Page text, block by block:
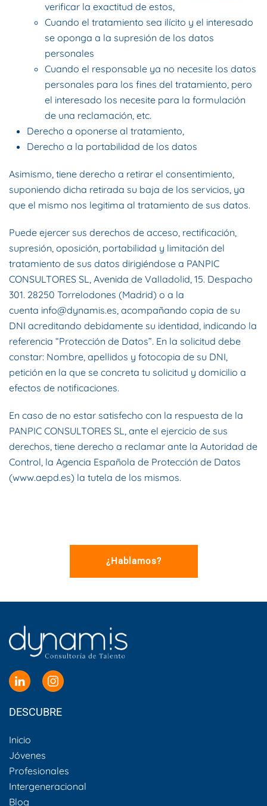
verificar la exactitud de estos,
Cuando el tratamiento sea ilícito y el interesado
se oponga a la supresión de los datos
personales
Cuando el responsable ya no necesite los datos
personales para los fines del tratamiento, pero
el interesado los necesite para la formulación
de una reclamación, etc.
Derecho a oponerse al tratamiento,
Derecho a la portabilidad de los datos
Asimismo, tiene derecho a retirar el consentimiento,
suponiendo dicha retirada su baja de los servicios, ya
que el mismo nos legitima al tratamiento de sus datos.
Puede ejercer sus derechos de acceso, rectificación,
supresión, oposición, portabilidad y limitación del
tratamiento de sus datos dirigiéndose a PANPIC
CONSULTORES SL, Avenida de Valladolid, 15. Despacho
301. 28250 Torrelodones (Madrid) o a la
cuenta info@dynamis.es, acompañando copia de su
DNI acreditando debidamente su identidad, indicando la
referencia “Protección de Datos”. En la solicitud debe
constar: Nombre, apellidos y fotocopia de su DNI,
petición en la que se concreta tu solicitud y domicilio a
efectos de notificaciones.
En caso de no estar satisfecho con la respuesta de la
PANPIC CONSULTORES SL, ante el ejercicio de sus
derechos, tiene derecho a reclamar ante la Autoridad de
Control, la Agencia Española de Protección de Datos
(www.aepd.es) la tutela de los mismos.
¿Hablamos?
DESCUBRE
Inicio
Jóvenes
Profesionales
Intergeneracional
Blog